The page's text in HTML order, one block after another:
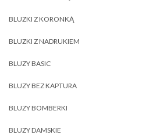
BLUZKI Z KORONKĄ
BLUZKI Z NADRUKIEM
BLUZY BASIC
BLUZY BEZ KAPTURA
BLUZY BOMBERKI
BLUZY DAMSKIE